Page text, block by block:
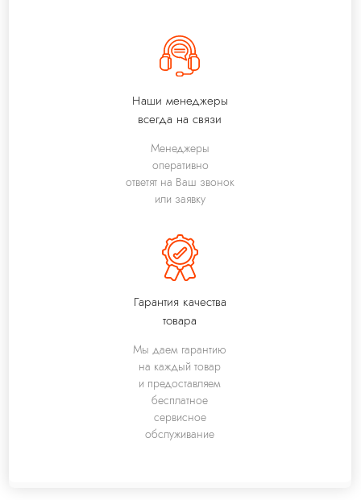
Гарантия качества
товара
Наши менеджеры
всегда на связи
Мы даем гарантию
на каждый товар
и предоставляем
бесплатное
сервисное
обслуживание
Менеджеры
оперативно
ответят на Ваш звонок
или заявку